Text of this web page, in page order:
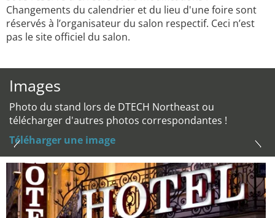
Changements du calendrier et du lieu d'une foire sont
réservés à l’organisateur du salon respectif. Ceci n’est
pas le site officiel du salon.
Images
Photo du stand lors de DTECH Northeast ou
télécharger d'autres photos correspondantes !
Téléharger une image